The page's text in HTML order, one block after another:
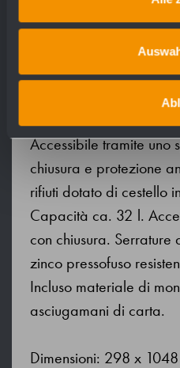
satinate e spazzolate.
asciugamani di carta
termoformata per il
capacità ca. 250
Accessibile tramite uno
chiusura e protezione
rifiuti dotato di cestello
Capacità ca. 32 l.
con chiusura.
zinco pressofuso
Incluso materiale di
asciugamani di carta.
Dimensioni: 298 x